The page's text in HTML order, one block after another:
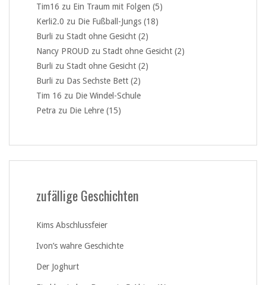
Tim16 zu Ein Traum mit Folgen (5)
Kerli2.0 zu Die Fußball-Jungs (18)
Burli zu Stadt ohne Gesicht (2)
Nancy PROUD zu Stadt ohne Gesicht (2)
Burli zu Stadt ohne Gesicht (2)
Burli zu Das Sechste Bett (2)
Tim 16 zu Die Windel-Schule
Petra zu Die Lehre (15)
zufällige Geschichten
Kims Abschlussfeier
Ivon’s wahre Geschichte
Der Joghurt